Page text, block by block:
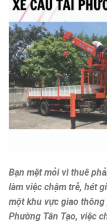
Bạn mệt mỏi vì thuê
làm việc chậm trễ, hét
một khu vực giao
Phường Tân Tạo, việc